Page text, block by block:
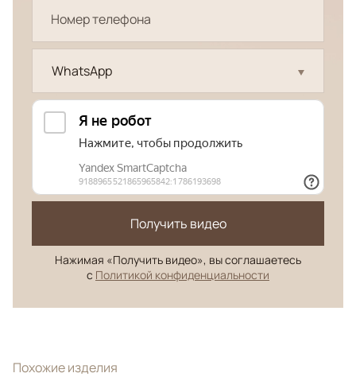
WhatsApp
Получить видео
Нажимая «Получить видео», вы соглашаетесь
с Политикой конфиденциальности
Похожие изделия